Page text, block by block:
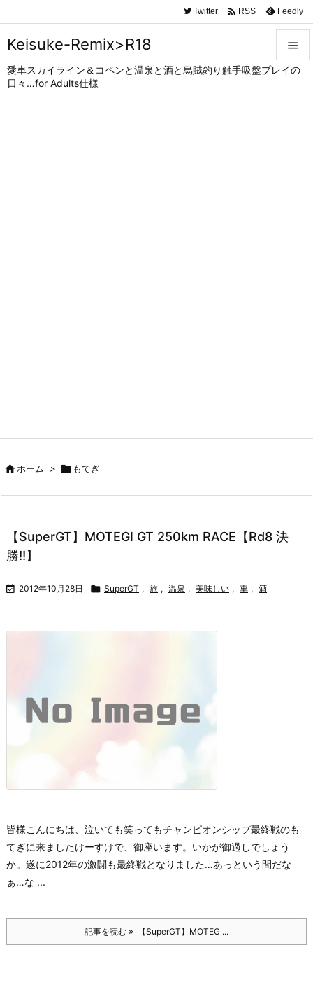
Keisuke-Remix>R18
愛車スカイライン＆コペンと温泉と酒と烏賊釣り触手吸盤プレイの
日々…for Adults仕様


Twitter  RSS Feedly
ホーム >  もてぎ
【SuperGT】MOTEGI GT 250km RACE【Rd8 決
勝!!】
 2012年10月28日  SuperGT , 旅 , 温泉 , 美味しい , 車 , 酒
皆様こんにちは、泣いても笑ってもチャンピオンシップ最終戦のも
てぎに来ましたけーすけで、御座います。 いかが御過しでしょう
か。 遂に2012年の激闘も最終戦となりました…あっという間だな
ぁ…な ...
記事を読む 【SuperGT】MOTEG ...